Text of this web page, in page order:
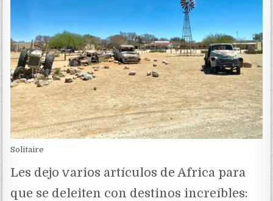
Solitaire
Les dejo varios artículos de Africa para
que se deleiten con destinos increíbles: